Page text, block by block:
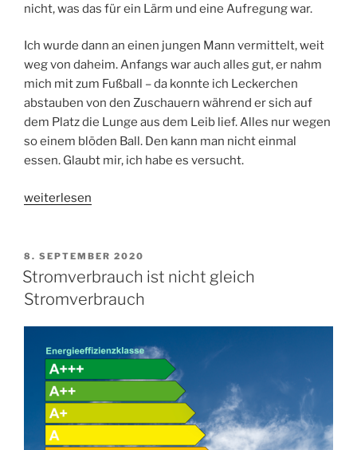
nicht, was das für ein Lärm und eine Aufregung war.
Ich wurde dann an einen jungen Mann vermittelt, weit
weg von daheim. Anfangs war auch alles gut, er nahm
mich mit zum Fußball – da konnte ich Leckerchen
abstauben von den Zuschauern während er sich auf
dem Platz die Lunge aus dem Leib lief. Alles nur wegen
so einem blöden Ball. Den kann man nicht einmal
essen. Glaubt mir, ich habe es versucht.
„Huskys
Auslauf,
das
weiß
jeder.“
weiterlesen
VERÖFFENTLICHT
AM
8. SEPTEMBER 2020
Stromverbrauch ist nicht gleich
Stromverbrauch